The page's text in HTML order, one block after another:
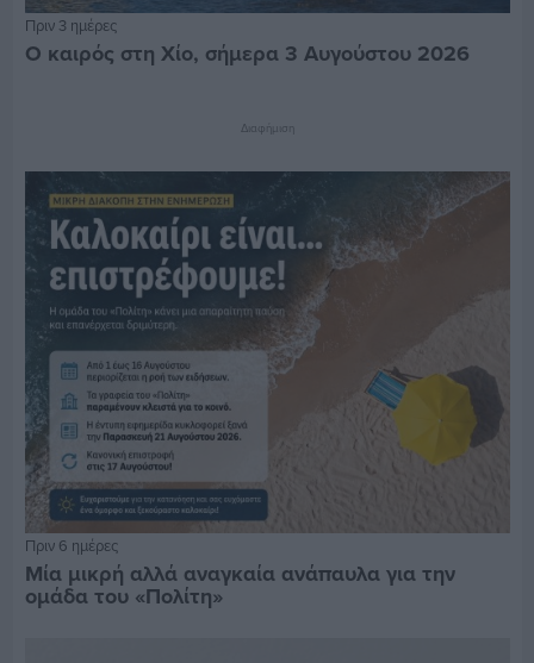
Πριν 3 ημέρες
Ο καιρός στη Χίο, σήμερα 3 Αυγούστου 2026
Διαφήμιση
Πριν 6 ημέρες
Μία μικρή αλλά αναγκαία ανάπαυλα για την
ομάδα του «Πολίτη»